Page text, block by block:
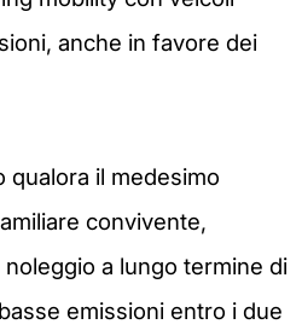
anche in favore dei
qualora il medesimo
convivente,
a lungo termine di
emissioni entro i due